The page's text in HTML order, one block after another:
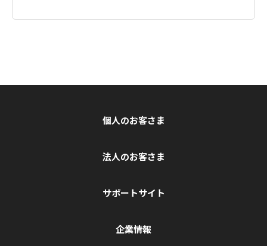
個人のお客さま
法人のお客さま
サポートサイト
企業情報